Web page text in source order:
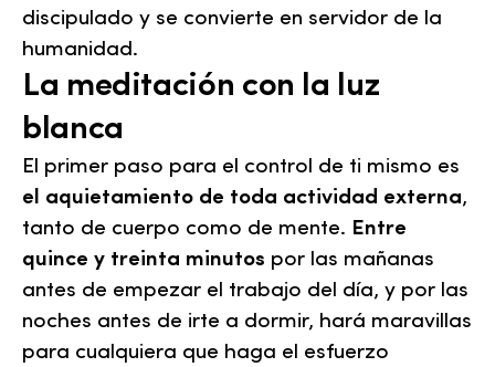
discipulado y se convierte en servidor de la
humanidad.
La meditación con la luz
blanca
El primer paso para el control de ti mismo es
el aquietamiento de toda actividad externa,
tanto de cuerpo como de mente. Entre
quince y treinta minutos por las mañanas
antes de empezar el trabajo del día, y por las
noches antes de irte a dormir, hará maravillas
para cualquiera que haga el esfuerzo